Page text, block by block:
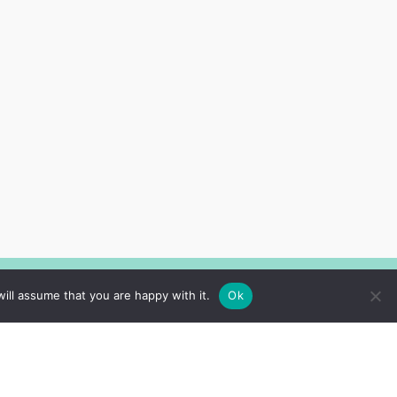
Sekojiet mums
assume that you are happy with it. Ok